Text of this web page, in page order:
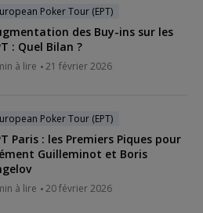
Poker Tour (EPT)
des Buy-ins sur les
: Quel Bilan ?
à lire 21 février 2026
Poker Tour (EPT)
Paris : les Premiers Piques pour
Guilleminot et Boris
à lire 20 février 2026